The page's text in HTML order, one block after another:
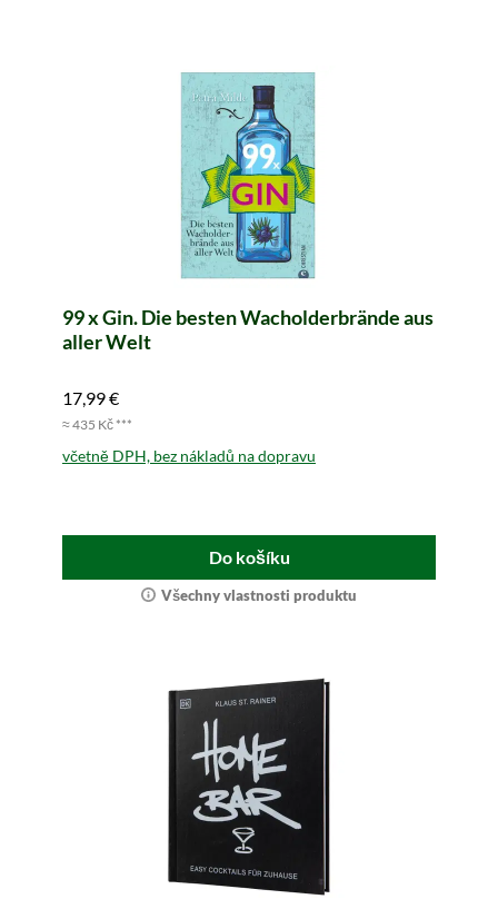
99 x Gin. Die besten Wacholderbrände aus
aller Welt
17,99 €
≈ 435 Kč ***
včetně DPH, bez nákladů na dopravu
Do košíku
Všechny vlastnosti produktu